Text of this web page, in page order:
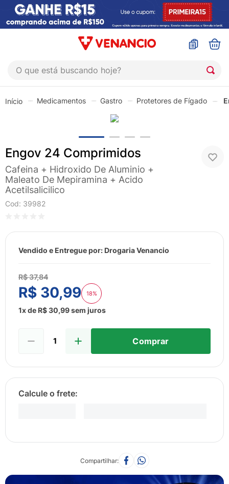
O que está buscando hoje?
Medicamentos Gastro Protetores de Fígado
Engov 24 Comprimidos
Cafeina + Hidroxido De Aluminio +
Maleato De Mepiramina + Acido
Acetilsalicilico
Cod: 39982
Vendido e Entregue por: Drogaria Venancio
R$37,84
R$ 30,99 18%
1x de R$30,99sem juros
Comprar
Compartilhar
1º
coristina
4
fly gotas
5º
protetor solar
8º
esmalte
9º
lenço umedecido